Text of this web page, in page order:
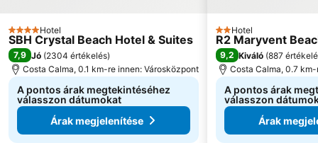
4 Kategória
Hotel
SBH Crystal Beach Hotel & Suites
7,9 Jó (2304 értékelés)
Costa Calma, 0.1 km-re innen: Városközpont
A pontos árak megtekintéséhez
válasszon dátumokat
Árak megjelenítése
2 Kategória
Hotel
R2 Maryvent
9,2 Kiváló (887
Costa Calma, 0.7
A pontos árak
válasszon
Árak